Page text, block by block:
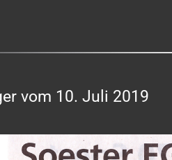
vom 10. Juli 2019